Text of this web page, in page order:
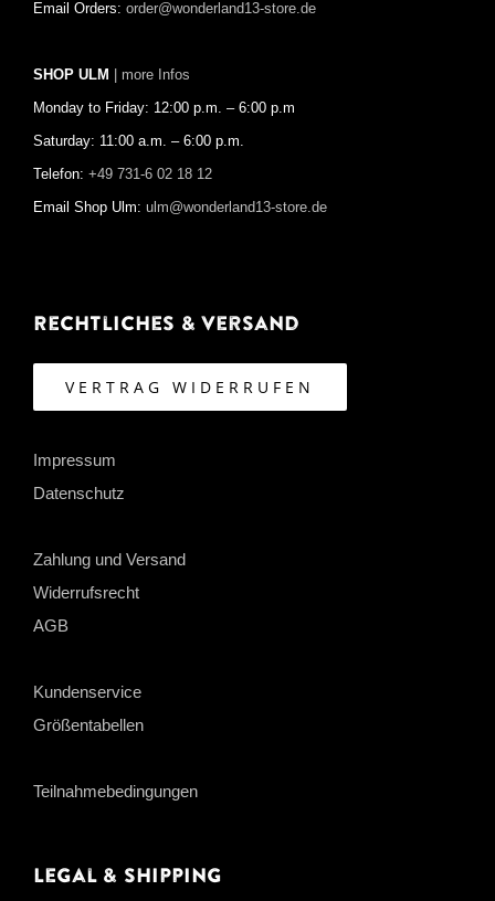
Email Orders: order@wonderland13-store.de
SHOP ULM | more Infos
Monday to Friday: 12:00 p.m. – 6:00 p.m
Saturday: 11:00 a.m. – 6:00 p.m.
Telefon: +49 731-6 02 18 12
Email Shop Ulm: ulm@wonderland13-store.de
Rechtliches & Versand
VERTRAG WIDERRUFEN
Impressum
Datenschutz
Zahlung und Versand
Widerrufsrecht
AGB
Kundenservice
Größentabellen
Teilnahmebedingungen
Legal & Shipping